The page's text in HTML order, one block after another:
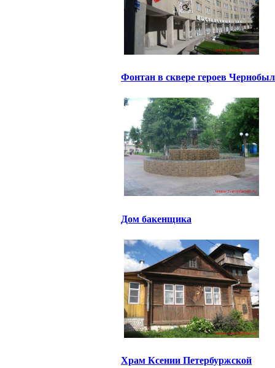
Фонтан в сквере героев
Дом бакенщика
Храм Ксении Петербуржской